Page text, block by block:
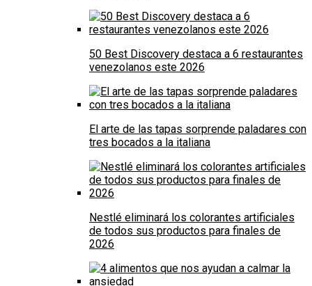
50 Best Discovery destaca a 6 restaurantes
venezolanos este 2026
El arte de las tapas sorprende paladares con
tres bocados a la italiana
Nestlé eliminará los colorantes artificiales
de todos sus productos para finales de
2026